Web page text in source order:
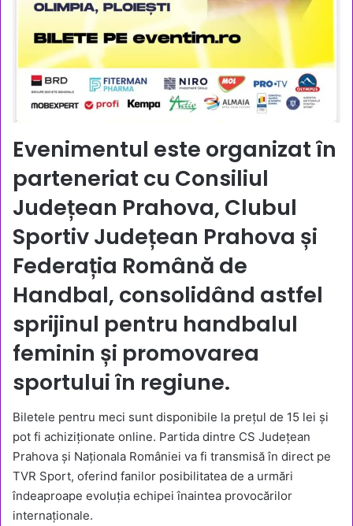
Evenimentul este organizat în
parteneriat cu Consiliul
Județean Prahova, Clubul
Sportiv Județean Prahova și
Federația Română de
Handbal, consolidând astfel
sprijinul pentru handbalul
feminin și promovarea
sportului în regiune.
Biletele pentru meci sunt disponibile la prețul de 15 lei și
pot fi achiziționate online. Partida dintre CS Județean
Prahova și Naționala României va fi transmisă în direct pe
TVR Sport, oferind fanilor posibilitatea de a urmări
îndeaproape evoluția echipei înaintea provocărilor
internaționale.